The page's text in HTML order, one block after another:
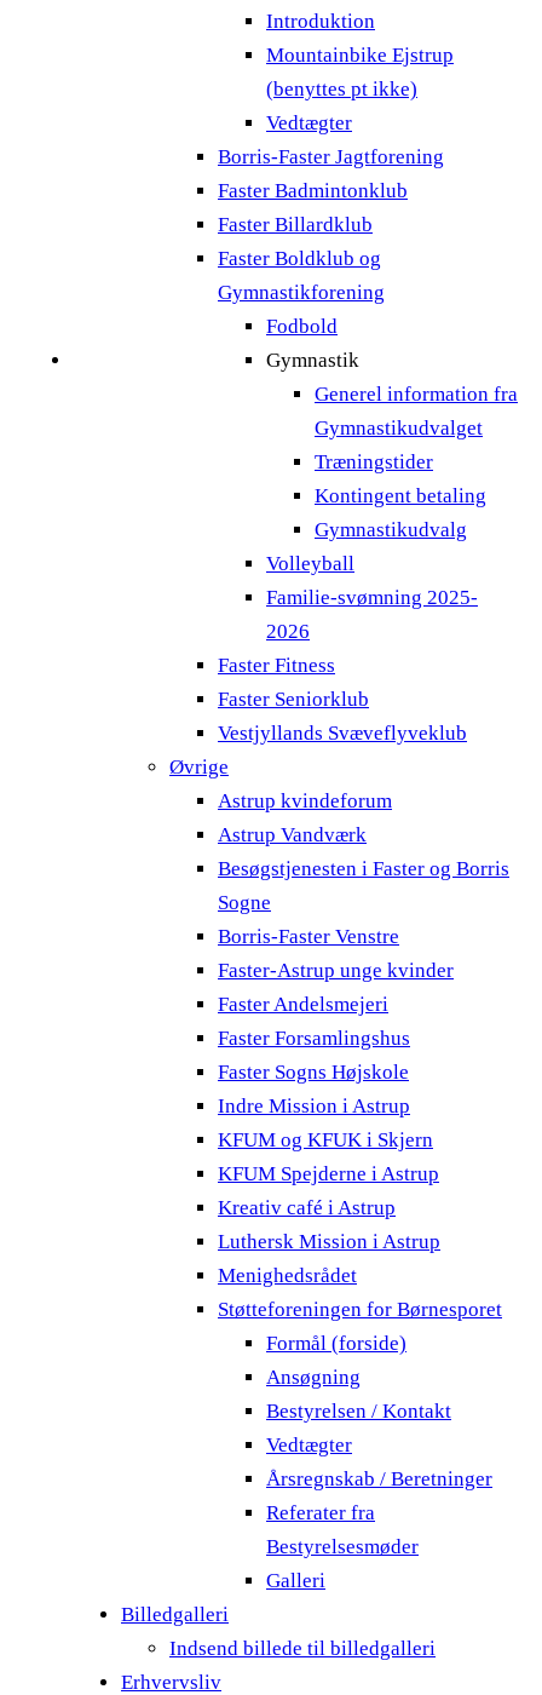
Introduktion
Mountainbike Ejstrup
(benyttes pt ikke)
Vedtægter
Borris-Faster Jagtforening
Faster Badmintonklub
Faster Billardklub
Faster Boldklub og
Gymnastikforening
Fodbold
Gymnastik
Generel information fra
Gymnastikudvalget
Træningstider
Kontingent betaling
Gymnastikudvalg
Volleyball
Familie-svømning 2025-
2026
Faster Fitness
Faster Seniorklub
Vestjyllands Svæveflyveklub
Øvrige
Astrup kvindeforum
Astrup Vandværk
Besøgstjenesten i Faster og Borris
Sogne
Borris-Faster Venstre
Faster-Astrup unge kvinder
Faster Andelsmejeri
Faster Forsamlingshus
Faster Sogns Højskole
Indre Mission i Astrup
KFUM og KFUK i Skjern
KFUM Spejderne i Astrup
Kreativ café i Astrup
Luthersk Mission i Astrup
Menighedsrådet
Støtteforeningen for Børnesporet
Formål (forside)
Ansøgning
Bestyrelsen / Kontakt
Vedtægter
Årsregnskab / Beretninger
Referater fra
Bestyrelsesmøder
Galleri
Billedgalleri
Indsend billede til billedgalleri
Erhvervsliv